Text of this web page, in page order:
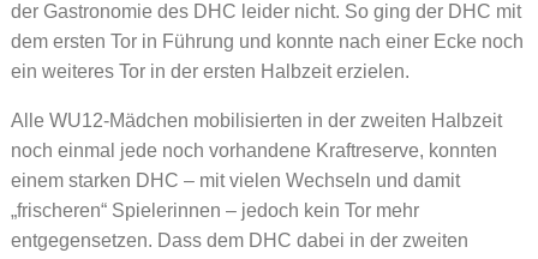
der Gastronomie des DHC leider nicht. So ging der DHC mit
dem ersten Tor in Führung und konnte nach einer Ecke noch
ein weiteres Tor in der ersten Halbzeit erzielen.
Alle WU12-Mädchen mobilisierten in der zweiten Halbzeit
noch einmal jede noch vorhandene Kraftreserve, konnten
einem starken DHC – mit vielen Wechseln und damit
„frischeren“ Spielerinnen – jedoch kein Tor mehr
entgegensetzen. Dass dem DHC dabei in der zweiten